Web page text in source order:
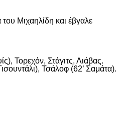
Μιχαηλίδη και έβγαλε
Τορεχόν, Στάγιτς, Λιάβας.
Τσάλοφ (62’ Σαμάτα).